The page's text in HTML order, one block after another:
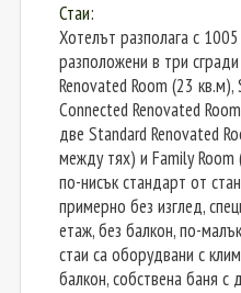
Стаи:
Хотелът разполага с
разположени в три
Renovated Room (23
Connected Renovated
две Standard Renovated
между тях) и Family
по-нисък стандарт от
примерно без изглед,
етаж, без балкон, по-
стаи са оборудвани с
балкон, собствена баня с